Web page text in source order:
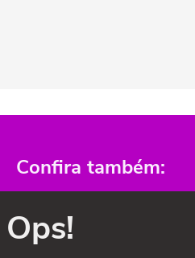
Confira também:
Ops!